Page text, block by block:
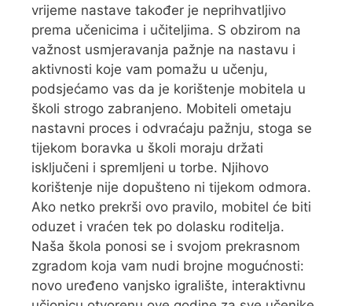
vrijeme nastave također je neprihvatljivo
prema učenicima i učiteljima. S obzirom na
važnost usmjeravanja pažnje na nastavu i
aktivnosti koje vam pomažu u učenju,
podsjećamo vas da je korištenje mobitela u
školi strogo zabranjeno. Mobiteli ometaju
nastavni proces i odvraćaju pažnju, stoga se
tijekom boravka u školi moraju držati
isključeni i spremljeni u torbe. Njihovo
korištenje nije dopušteno ni tijekom odmora.
Ako netko prekrši ovo pravilo, mobitel će biti
oduzet i vraćen tek po dolasku roditelja.
Naša škola ponosi se i svojom prekrasnom
zgradom koja vam nudi brojne mogućnosti:
novo uređeno vanjsko igralište, interaktivnu